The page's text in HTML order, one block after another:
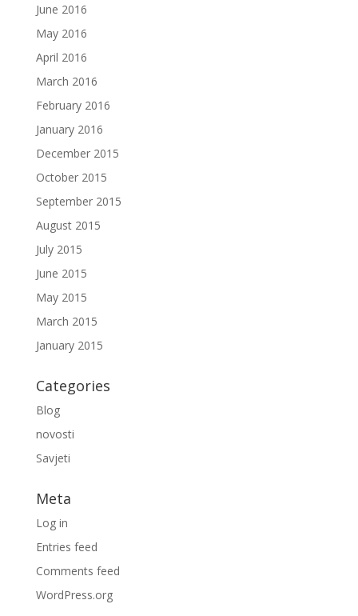
June 2016
May 2016
April 2016
March 2016
February 2016
January 2016
December 2015
October 2015
September 2015
August 2015
July 2015
June 2015
May 2015
March 2015
January 2015
Categories
Blog
novosti
Savjeti
Meta
Log in
Entries feed
Comments feed
WordPress.org